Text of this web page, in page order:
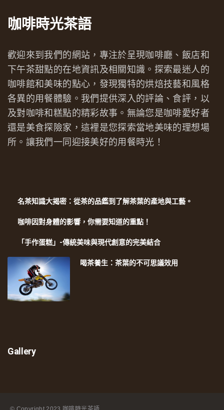
咖啡時光茶語
歡迎來到我們的網站，專注於呈現咖啡廳、飯店和
下午茶甜點的在地資訊及相關知識。探索最迷人的
咖啡館和美味的點心，發現獨特的烘焙技藝和風格
各異的用餐體驗。我們提供深入的評論、食評，以
及對咖啡和糕點的精彩故事。無論您是咖啡愛好者
還是美食探險家，這裡是您探索當地美味的理想場
所。讓我們一同迎接美好的用餐時光！
名茶知識大揭密：從茶的品鑑到了解茶葉的產地與工藝。
咖啡因對身體的影響，你需要知道的重點！
「手作蛋糕」-傳統美味與現代創意的完美結合
喝茶養生：茶葉的不可思議效用
Gallery